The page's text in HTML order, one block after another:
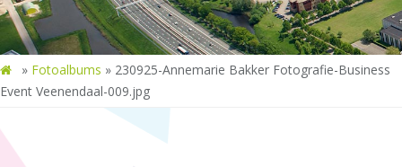
» Fotoalbums » 230925-Annemarie Bakker Fotografie-Business
Event Veenendaal-009.jpg